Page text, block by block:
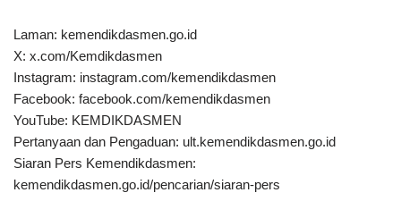
Laman: kemendikdasmen.go.id
X: x.com/Kemdikdasmen
Instagram: instagram.com/kemendikdasmen
Facebook: facebook.com/kemendikdasmen
YouTube: KEMDIKDASMEN
Pertanyaan dan Pengaduan: ult.kemendikdasmen.go.id
Siaran Pers Kemendikdasmen:
kemendikdasmen.go.id/pencarian/siaran-pers